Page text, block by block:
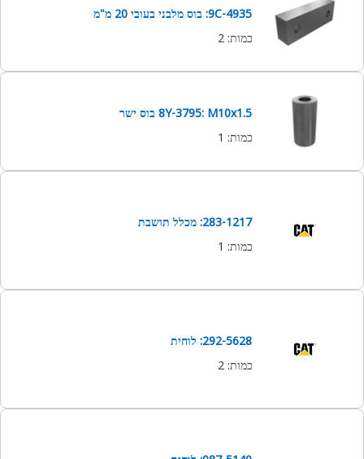
9C-4935: בוס מלבני בעובי 20 מ"מ
כמות:
2
8Y-3795: M10x1.5 בוס ישר
כמות:
1
283-1217: מכלל תושבת
כמות:
1
292-5628: לוחית
כמות:
2